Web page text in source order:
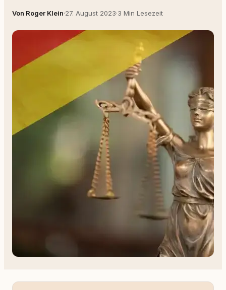
Von Roger Klein·27. August 2023·3 Min Lesezeit